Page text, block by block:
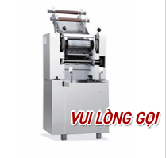
VUI LÒNG GỌI